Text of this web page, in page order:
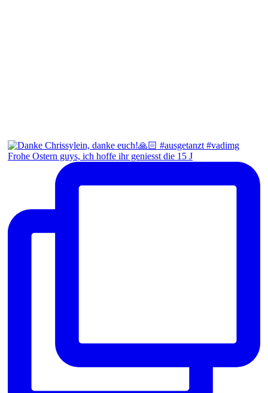
Frohe Ostern guys, ich hoffe ihr geniesst die 15 J